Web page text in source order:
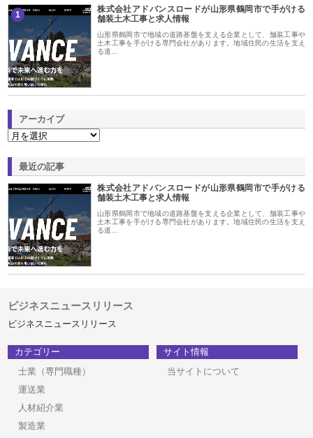
1
株式会社アドバンスロードが山形県鶴岡市で手がける
舗装土木工事と求人情報
山形県鶴岡市で地域の道路基盤を支える企業として、舗装工事や
土木工事を手がける専門会社があります。地域住民の生活を支え
る道…
アーカイブ
最近の記事
株式会社アドバンスロードが山形県鶴岡市で手がける
舗装土木工事と求人情報
山形県鶴岡市で地域の道路基盤を支える企業として、舗装工事や
土木工事を手がける専門会社があります。地域住民の生活を支え
る道…
ビジネスニュースリリース
ビジネスニュースリリース
カテゴリー
士業（専門職種）
運送業
人材紹介業
製造業
サイト情報
当サイトについて